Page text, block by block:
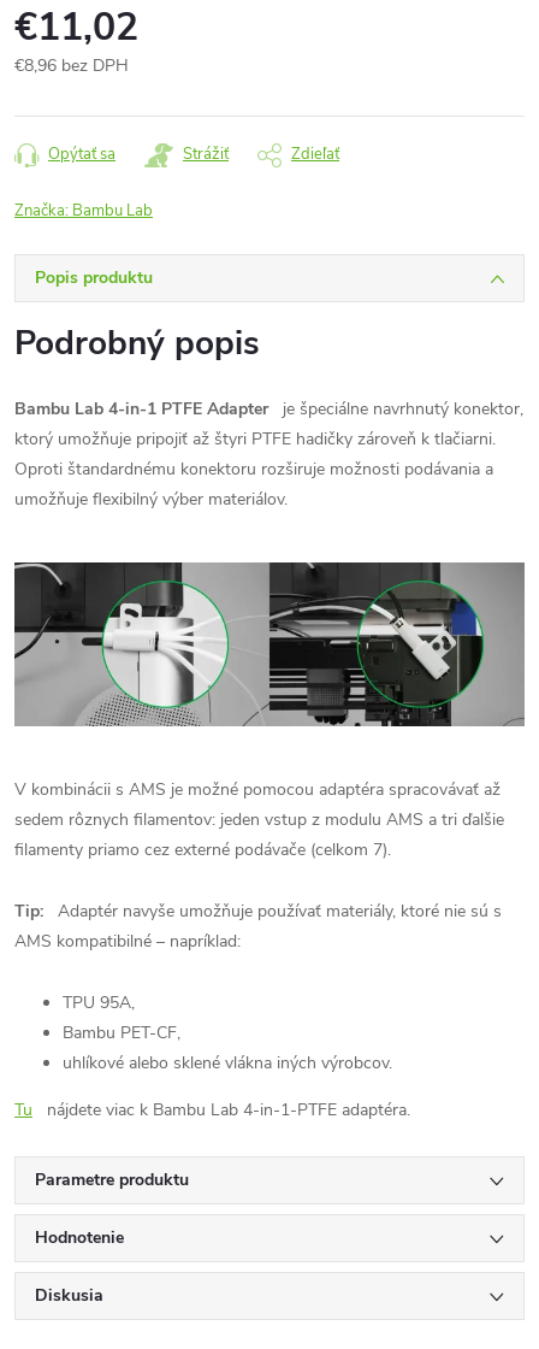
€11,02
€8,96 bez DPH
cena:
Opýtať sa Strážiť Zdieľať
Značka: Bambu Lab
Popis produktu
Podrobný popis
Bambu Lab 4-in-1 PTFE Adapter
je špeciálne navrhnutý konektor,
ktorý umožňuje pripojiť až štyri PTFE hadičky zároveň k tlačiarni.
Oproti štandardnému konektoru rozširuje možnosti podávania a
umožňuje flexibilný výber materiálov.
V kombinácii s AMS je možné pomocou adaptéra spracovávať až
sedem rôznych filamentov: jeden vstup z modulu AMS a tri ďalšie
filamenty priamo cez externé podávače (celkom 7).
Tip:
Adaptér navyše umožňuje používať materiály, ktoré nie sú s
AMS kompatibilné – napríklad:
TPU 95A,
Bambu PET-CF,
uhlíkové alebo sklené vlákna iných výrobcov.
Tu nájdete viac k Bambu Lab 4-in-1-PTFE adaptéra.
Parametre produktu
Hodnotenie
Diskusia